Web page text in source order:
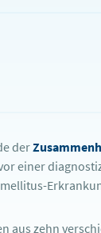
der
einer
aus zehn